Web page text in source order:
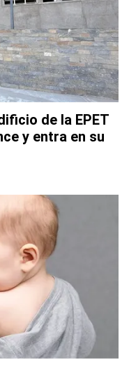
de la EPET
y entra en su